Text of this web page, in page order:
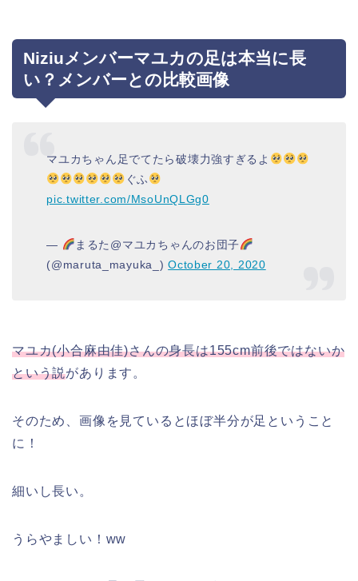
Niziuメンバーマユカの足は本当に長
い？メンバーとの比較画像
マユカちゃん足でてたら破壊力強すぎるよ
ぐふ
pic.twitter.com/MsoUnQLGg0
—
まるた@マユカちゃんのお団子
(@maruta_mayuka_)October 20, 2020
マユカ(小合麻由佳)さんの身長は155cm前後ではないか
という説があります。
そのため、画像を見ているとほぼ半分が足ということ
に！
細いし長い。
うらやましい！ww